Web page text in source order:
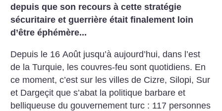
depuis que son recours à cette stratégie
sécuritaire et guerrière était finalement loin
d’être éphémère...
Depuis le 16 Août jusqu’à aujourd’hui, dans l’est
de la Turquie, les couvres-feu sont quotidiens. En
ce moment, c’est sur les villes de Cizre, Silopi, Sur
et Dargeçit que s’abat la politique barbare et
belliqueuse du gouvernement turc : 117 personnes